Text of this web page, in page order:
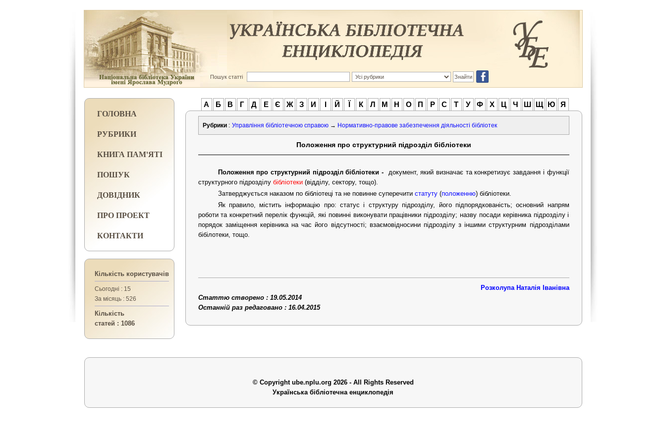
Пошук статті
ГОЛОВНА
РУБРИКИ
КНИГА ПАМ'ЯТІ
ПОШУК
ДОВІДНИК
ПРО ПРОЕКТ
КОНТАКТИ
Кількість користувачів
Сьогодні : 15
За місяць : 526
Кількість
статей : 1086
А Б В Г Д Е Є Ж З И І Й Ї К Л М Н О П Р С Т У Ф Х Ц Ч Ш Щ Ю Я
Рубрики: Управління бібліотечною справою→ Нормативно-правове забезпечення діяльності бібліотек
Положення про структурний підрозділ бібліотеки
Положення про структурний підрозділ бібліотеки - документ, який визначає та конкретизує завдання і функції
структурного підрозділу бібліотеки(відділу, сектору, тощо).
Затверджується наказом по бібліотеці та не повинне суперечити статуту(положенню) бібліотеки.
Як правило, містить інформацію про: статус і структуру підрозділу, його підпорядкованість; основний напрям
роботи та конкретний перелік функцій, які повинні виконувати працівники підрозділу; назву посади керівника підрозділу і
порядок заміщення керівника на час його відсутності; взаємовідносини підрозділу з іншими структурним підрозділами
бібілотеки, тощо.
Розколупа Наталія Іванівна
Статтю створено : 19.05.2014
Останній раз редаговано : 16.04.2015
© Copyright ube.nplu.org 2026 - All Rights Reserved
Українська бібліотечна енциклопедія